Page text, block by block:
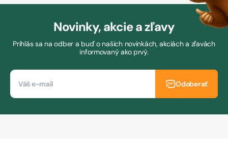
Novinky, akcie a zľavy
Prihlás sa na odber a buď o našich novinkách, akciách a zľavách
informovaný ako prvý.
Odoberať